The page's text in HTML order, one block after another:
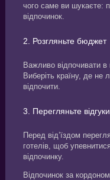
чого саме ви шукаєте:
відпочинок.
2. Розгляньте бюджет
Важливо відпочивати
Виберіть країну, де не
відпочити.
3. Перегляньте відгуки
Перед від’їздом
готелів, щоб
відпочинку.
Відпочинок за